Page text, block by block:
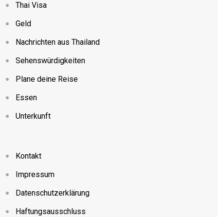
Thai Visa
Geld
Nachrichten aus Thailand
Sehenswürdigkeiten
Plane deine Reise
Essen
Unterkunft
Kontakt
Impressum
Datenschutzerklärung
Haftungsausschluss